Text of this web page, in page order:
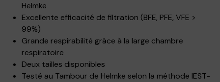
Helmke
Excellente efficacité de filtration (BFE, PFE, VFE >
99%)
Grande respirabilité grâce à la large chambre
respiratoire
Deux tailles disponibles
Testé au Tambour de Helmke selon la méthode IEST-